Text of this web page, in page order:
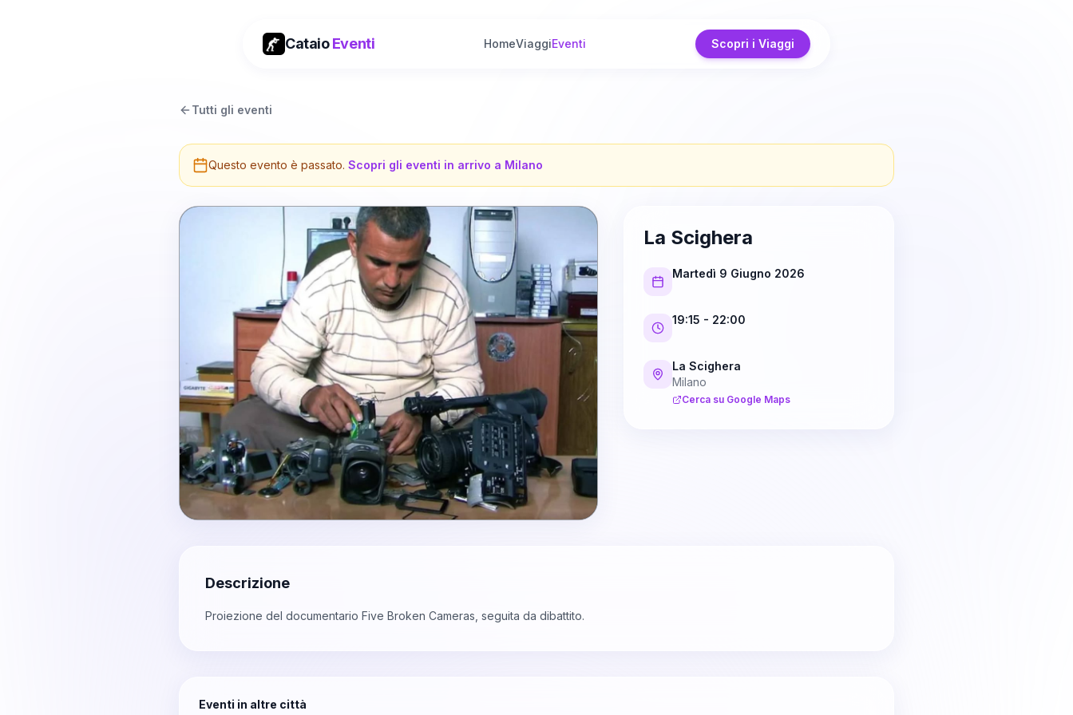
CataioEventi HomeViaggiEventi Scopri i Viaggi
Tutti gli eventi
Questo evento è passato. Scopri gli eventi in arrivo a Milano
La Scighera
Martedì 9 Giugno 2026
19:15 - 22:00
La Scighera
Milano
Cerca su Google Maps
Descrizione
Proiezione del documentario Five Broken Cameras, seguita da dibattito.
Eventi in altre città